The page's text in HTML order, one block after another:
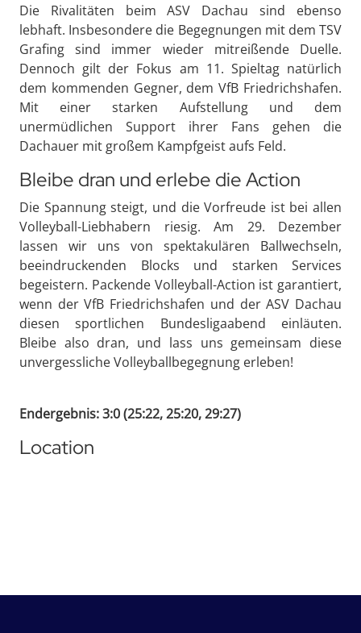
Die Rivalitäten beim ASV Dachau sind ebenso
lebhaft. Insbesondere die Begegnungen mit dem TSV
Grafing sind immer wieder mitreißende Duelle.
Dennoch gilt der Fokus am 11. Spieltag natürlich
dem kommenden Gegner, dem VfB Friedrichshafen.
Mit einer starken Aufstellung und dem
unermüdlichen Support ihrer Fans gehen die
Dachauer mit großem Kampfgeist aufs Feld.
Bleibe dran und erlebe die Action
Die Spannung steigt, und die Vorfreude ist bei allen
Volleyball-Liebhabern riesig. Am 29. Dezember
lassen wir uns von spektakulären Ballwechseln,
beeindruckenden Blocks und starken Services
begeistern. Packende Volleyball-Action ist garantiert,
wenn der VfB Friedrichshafen und der ASV Dachau
diesen sportlichen Bundesligaabend einläuten.
Bleibe also dran, und lass uns gemeinsam diese
unvergessliche Volleyballbegegnung erleben!
Endergebnis: 3:0 (25:22, 25:20, 29:27)
Location